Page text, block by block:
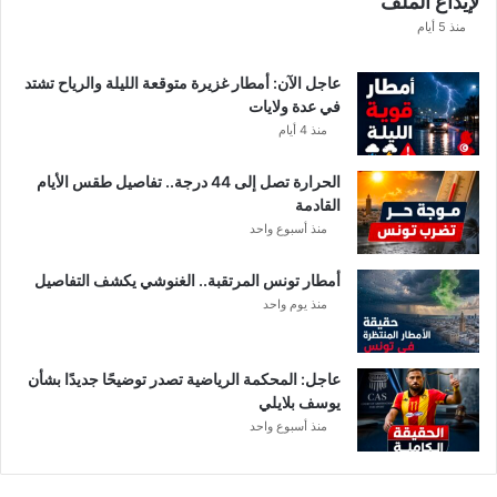
ي
م
ة
ا
م
ح
ة
ب
ع
د
ا
ل
ت
ر
منذ 5 أيام
عاجل الآن: أمطار غزيرة متوقعة الليلة والرياح تشتد
في عدة ولايات
منذ 4 أيام
الحرارة تصل إلى 44 درجة.. تفاصيل طقس الأيام
القادمة
منذ أسبوع واحد
أمطار تونس المرتقبة.. الغنوشي يكشف التفاصيل
منذ يوم واحد
عاجل: المحكمة الرياضية تصدر توضيحًا جديدًا بشأن
يوسف بلايلي
منذ أسبوع واحد